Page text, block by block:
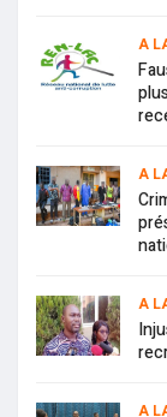
A
A
A
A